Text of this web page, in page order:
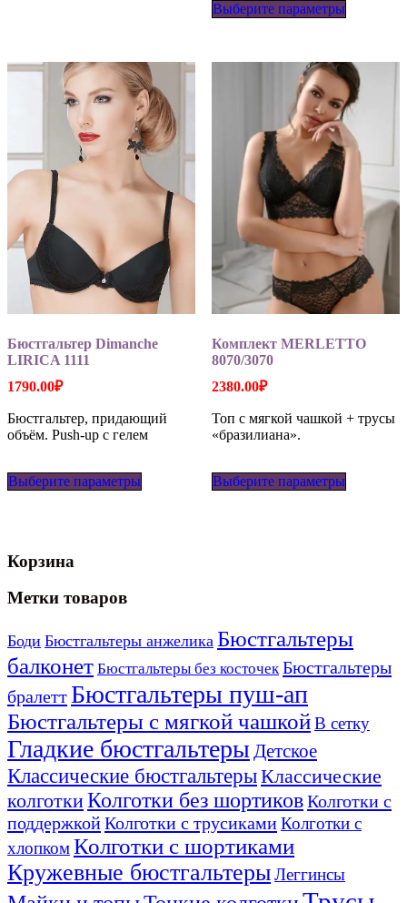
можно
выбрать
на
странице
товара.
Выберите параметры
Опции
можно
выбрать
на
странице
товара.
Бюстгальтер Dimanche
LIRICA 1111
1790.00₽
Бюстгальтер, придающий
объём. Push-up с гелем
Выберите параметры
Комплект MERLETTO
8070/3070
2380.00₽
Топ с мягкой чашкой + трусы
«бразилиана».
Выберите параметры
Корзина
Метки товаров
Боди Бюстгальтеры анжелика Бюстгальтеры
балконет Бюстгальтеры без косточек Бюстгальтеры
бралетт Бюстгальтеры пуш-ап
Бюстгальтеры с мягкой чашкойВ сетку
Гладкие бюстгальтерыДетское
Классические бюстгальтерыКлассические
колготкиКолготки без шортиковКолготки с
поддержкойКолготки с трусикамиКолготки с
хлопкомКолготки с шортиками
Кружевные бюстгальтерыЛеггинсы